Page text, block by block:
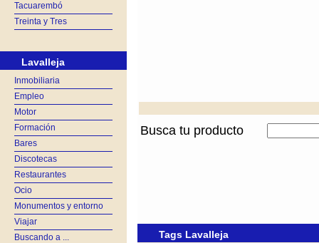
Tacuarembó
Treinta y Tres
Lavalleja
Inmobiliaria
Empleo
Motor
Formación
Bares
Discotecas
Restaurantes
Ocio
Monumentos y entorno
Viajar
Buscando a ...
Busca tu producto
Tags Lavalleja